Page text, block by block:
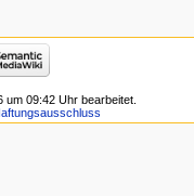
09:42 Uhr bearbeitet.